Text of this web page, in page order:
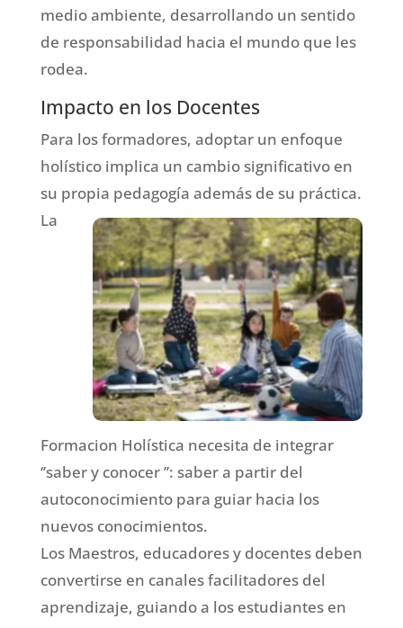
medio ambiente, desarrollando un sentido
de responsabilidad hacia el mundo que les
rodea.
Impacto en los Docentes
Para los formadores, adoptar un enfoque
holístico implica un cambio significativo en
su propia pedagogía además de su práctica.
La
Formacion Holística necesita de integrar
‘’saber y conocer ’’: saber a partir del
autoconocimiento para guiar hacia los
nuevos conocimientos.
Los Maestros, educadores y docentes deben
convertirse en canales facilitadores del
aprendizaje, guiando a los estudiantes en